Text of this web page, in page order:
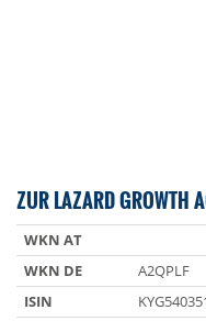
ZUR LAZARD GROWTH
WKN AT
WKN DE
A2QPLF
ISIN